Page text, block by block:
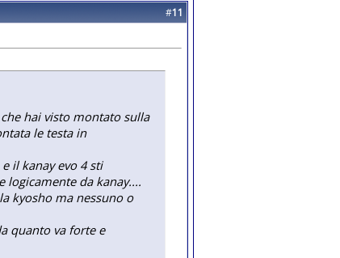
#11
hai visto montato sulla
le testa in
il kanay evo 4 sti
da kanay....
kyosho ma nessuno o
quanto va forte e